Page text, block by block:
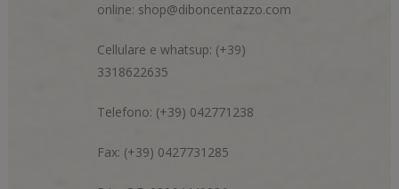
online: shop@diboncentazzo.com
Cellulare e whatsup: (+39)
3318622635
Telefono: (+39) 042771238
Fax: (+39) 0427731285